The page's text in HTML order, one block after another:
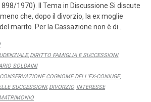
1970). Il Tema in Discussione Si discute
che, dopo il divorzio, la ex moglie
marito. Per la Cassazione non è di…
, DIRITTO FAMIGLIA E SUCCESSIONI,
SOLDAINI
CONSERVAZIONE COGNOME DELL’EX-CONIUGE,
SUCCESSIONI, DIVORZIO INTERESSE